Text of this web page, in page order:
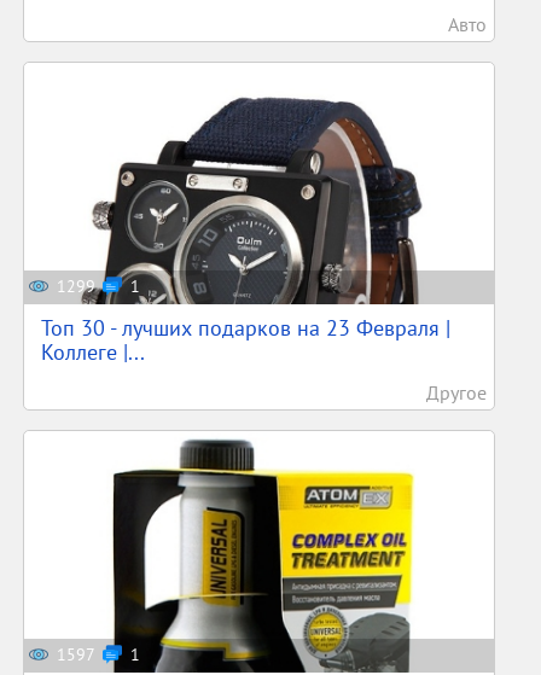
Авто
1299 1
Топ 30 - лучших подарков на 23 Февраля |
Коллеге |...
Другое
1597 1